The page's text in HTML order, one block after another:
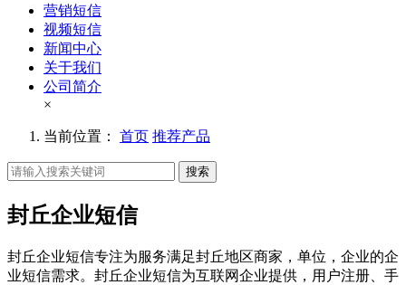
营销短信
视频短信
新闻中心
关于我们
公司简介
×
当前位置： 首页 推荐产品
搜索
封丘企业短信
封丘企业短信专注为服务满足封丘地区商家，单位，企业的企
业短信需求。封丘企业短信为互联网企业提供，用户注册、手